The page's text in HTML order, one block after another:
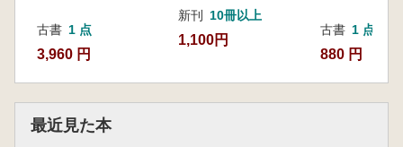
古書 1 点
3,960 円
新刊 10冊以上
1,100円
古書 1 点
880 円
最近見た本